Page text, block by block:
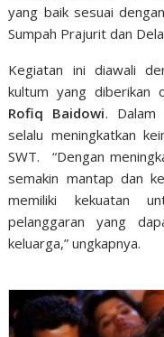
yang baik sesuai
Sumpah Prajurit dan
Kegiatan ini diawali
kultum yang diberikan
Rofiq Baidowi. Dalam
selalu meningkatkan
SWT. “Dengan
semakin mantap dan
memiliki kekuatan
pelanggaran yang
keluarga,” ungkapnya.